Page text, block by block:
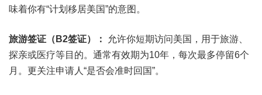
味着你有“计划移居美国”的意图。
旅游签证（B2签证）：
允许你短期访问美国，用于旅游、
探亲或医疗等目的。通常有效期为10年，每次最多停留6个
月。更关注申请人“是否会准时回国”。